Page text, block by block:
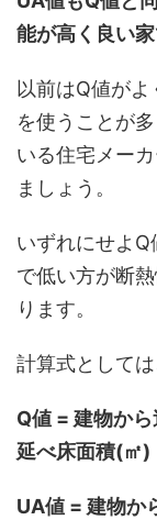
能が高く良い
以前はQ値が
を使うことが
いる住宅メー
ましょう。
いずれにせよ
で低い方が断
ります。
計算式として
Q値 = 建物か
延べ床面積(㎡)
UA値 = 建物か